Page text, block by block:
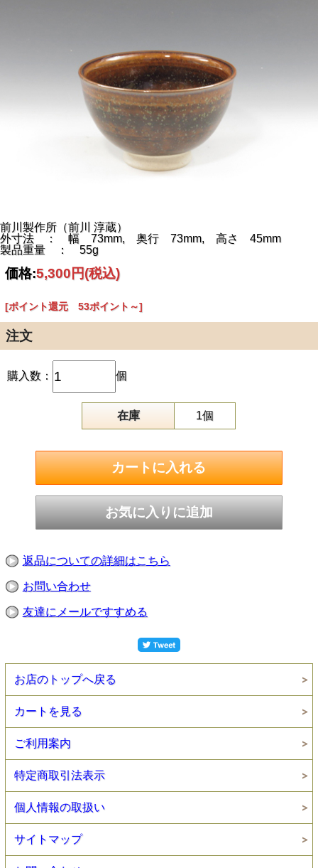
前川製作所（前川 淳蔵）
外寸法 ： 幅 73mm, 奥行 73mm, 高さ 45mm
製品重量 ： 55g
価格:5,300円(税込)
[ポイント還元 53ポイント～]
注文
購入数： 個
在庫 1個
返品についての詳細はこちら
お問い合わせ
友達にメールですすめる
お店のトップへ戻る
カートを見る
ご利用案内
特定商取引法表示
個人情報の取扱い
サイトマップ